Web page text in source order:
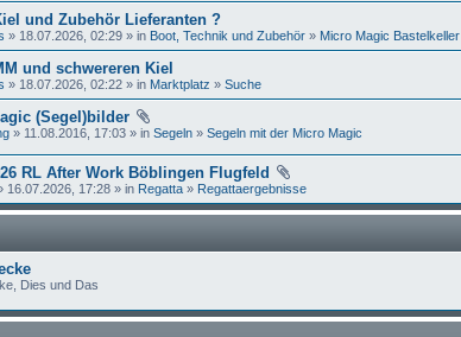
und Zubehör Lieferanten ?
» 18.07.2026, 02:29 » in Boot, Technik und Zubehör » Micro Magic Bastelkeller
und schwereren Kiel
» 18.07.2026, 02:22 » in Marktplatz » Suche
(Segel)bilder
» 11.08.2016, 17:03 » in Segeln » Segeln mit der Micro Magic
RL After Work Böblingen Flugfeld
16.07.2026, 17:28 » in Regatta » Regattaergebnisse
Dies und Das